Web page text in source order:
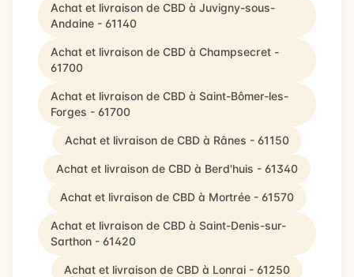
Achat et livraison de CBD à Juvigny-sous-
Andaine - 61140
Achat et livraison de CBD à Champsecret -
61700
Achat et livraison de CBD à Saint-Bômer-les-
Forges - 61700
Achat et livraison de CBD à Rânes - 61150
Achat et livraison de CBD à Berd'huis - 61340
Achat et livraison de CBD à Mortrée - 61570
Achat et livraison de CBD à Saint-Denis-sur-
Sarthon - 61420
Achat et livraison de CBD à Lonrai - 61250